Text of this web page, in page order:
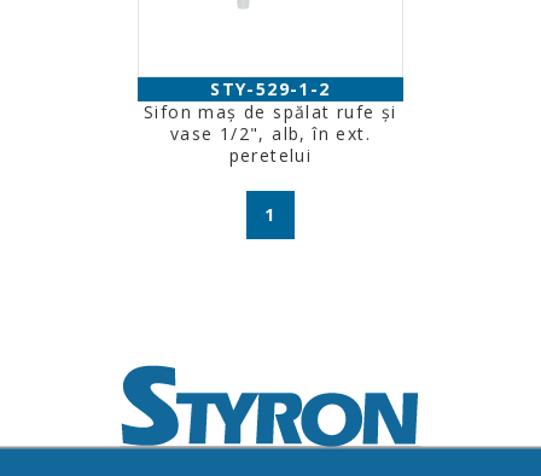
STY-529-1-2
Sifon maș de spălat rufe și
vase 1/2", alb, în ext.
peretelui
1